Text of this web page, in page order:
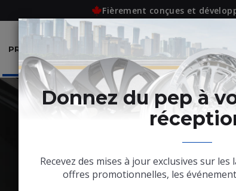
Fièrement conçues et
PRODUITS SERVICES INFORMATION
Donnez du pep à
Recevez des mises à jour exclusives sur
offres promotionnelles, les